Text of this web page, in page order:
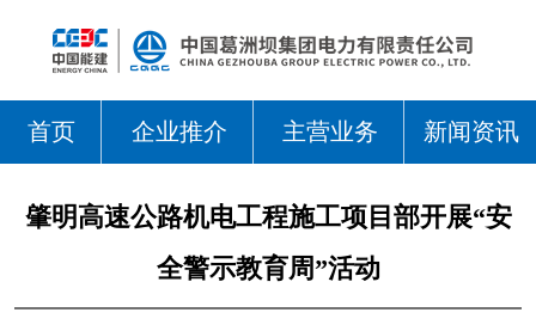
首页 企业推介 主营业务 新闻资讯
肇明高速公路机电工程施工项目部开展“安
全警示教育周”活动​